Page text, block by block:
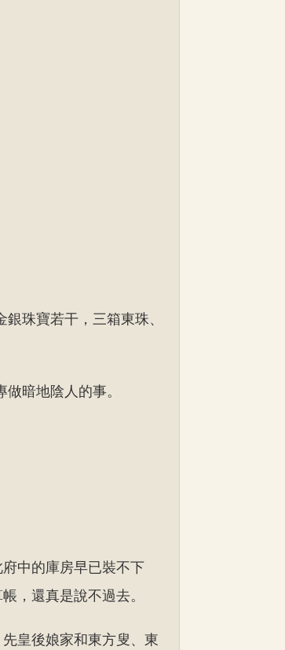
珠寶若干，三箱東珠、
暗地陰人的事。
中的庫房早已裝不下
，還真是說不過去。
皇後娘家和東方叟、東